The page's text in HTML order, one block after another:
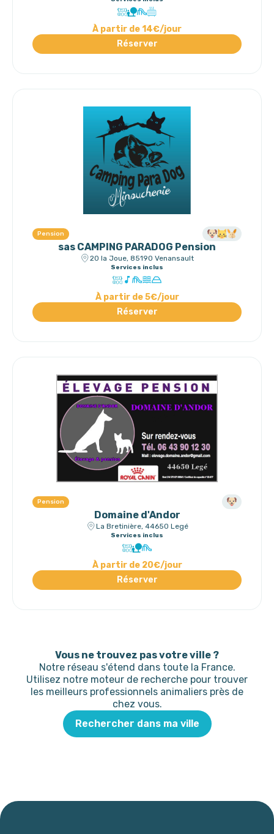
À partir de 14€/jour
Réserver
Pension
sas CAMPING PARADOG Pension
20 la Joue, 85190 Venansault
Services inclus
À partir de 5€/jour
Réserver
Pension
Domaine d'Andor
La Bretinière, 44650 Legé
Services inclus
À partir de 20€/jour
Réserver
Vous ne trouvez pas votre ville ?
Notre réseau s'étend dans toute la France.
Utilisez notre moteur de recherche pour trouver
les meilleurs professionnels animaliers près de
chez vous.
Rechercher dans ma ville